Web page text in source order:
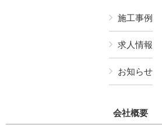
施工事例
求人情報
お知らせ
会社概要